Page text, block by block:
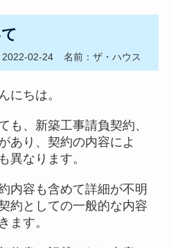
2022-02-24 名前：ザ・ハウス
にちは。
も、新築工事請負契約、
あり、契約の内容によ
異なります。
内容も含めて詳細が不明
約としての一般的な内容
ます。